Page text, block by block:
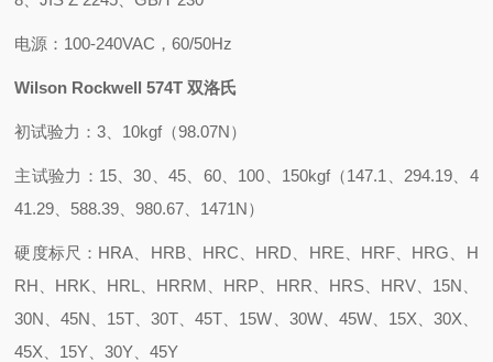
电源：100-240VAC，60/50Hz
Wilson Rockwell 574T 双洛氏
初试验力：3、10kgf（98.07N）
主试验力：15、30、45、60、100、150kgf（147.1、294.19、4
41.29、588.39、980.67、1471N）
硬度标尺：HRA、HRB、HRC、HRD、HRE、HRF、HRG、H
RH、HRK、HRL、HRRM、HRP、HRR、HRS、HRV、15N、
30N、45N、15T、30T、45T、15W、30W、45W、15X、30X、
45X、15Y、30Y、45Y